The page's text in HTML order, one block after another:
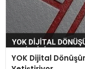
YOK Dijital